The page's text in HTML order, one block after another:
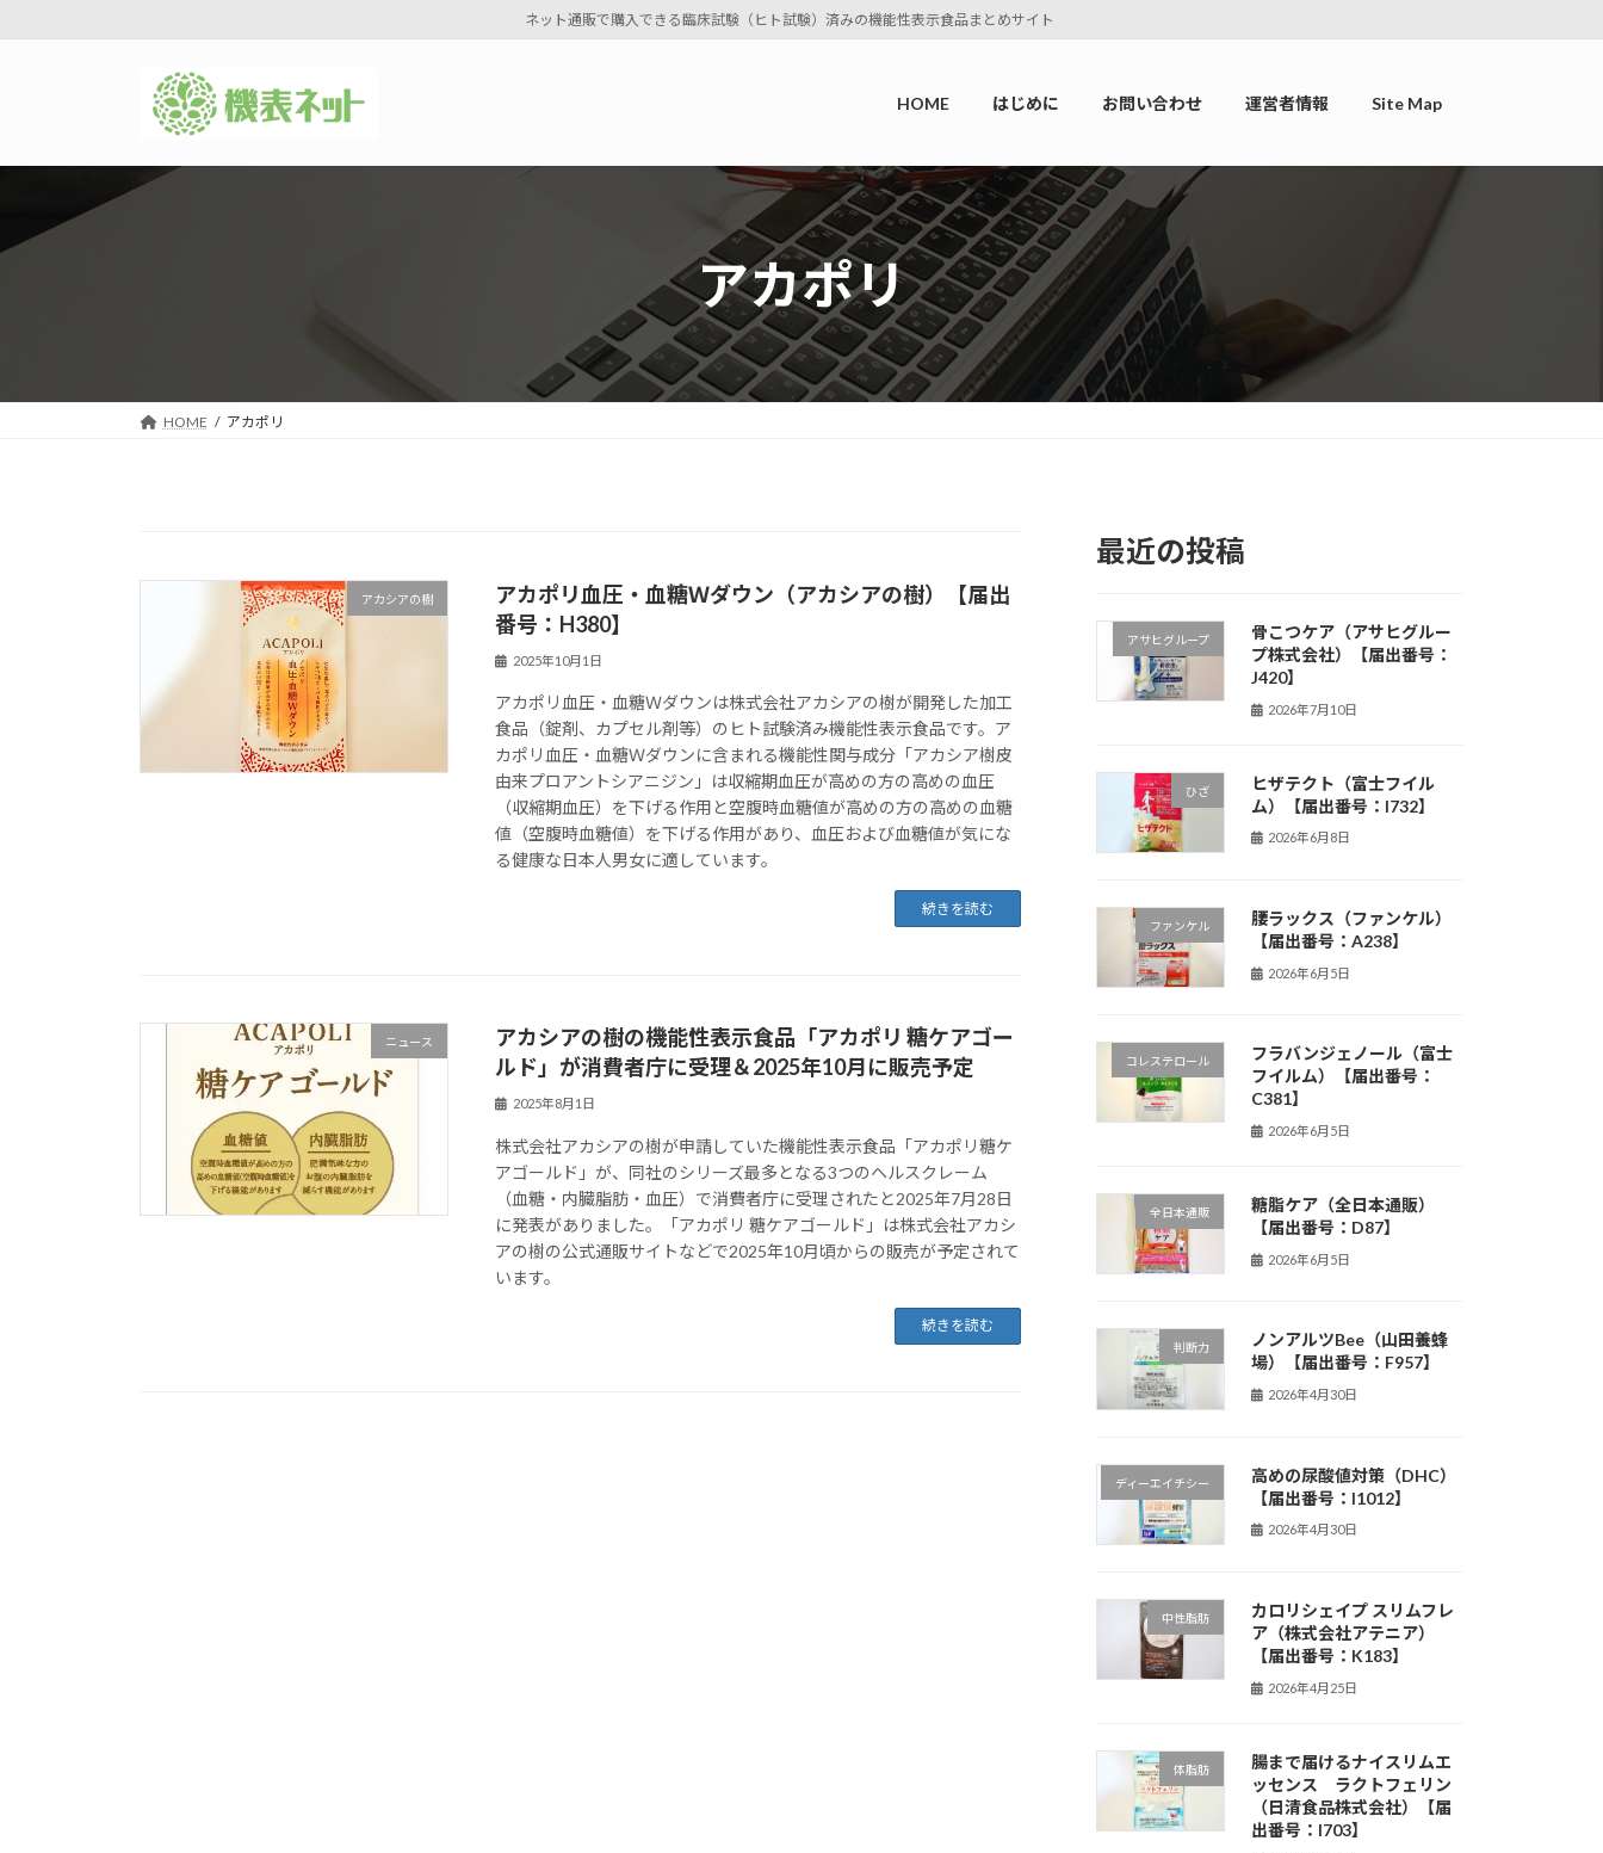
ツ
ス
シ
ン
ネット通販で購入できる臨床試験（ヒト試験）済みの機能性表示食品まとめサイト
HOME はじめに お問い合わせ 運営者情報 Site Map
アカポリ
HOME アカポリ
アカシアの樹
アカポリ血圧・血糖Ｗダウン（アカシアの樹）【届出
番号：H380】
2025年10月1日
アカポリ血圧・血糖Ｗダウンは株式会社アカシアの樹が開発した加工
食品（錠剤、カプセル剤等）のヒト試験済み機能性表示食品です。ア
カポリ血圧・血糖Ｗダウンに含まれる機能性関与成分「アカシア樹皮
由来プロアントシアニジン」は収縮期血圧が高めの方の高めの血圧
（収縮期血圧）を下げる作用と空腹時血糖値が高めの方の高めの血糖
値（空腹時血糖値）を下げる作用があり、血圧および血糖値が気にな
る健康な日本人男女に適しています。
続きを読む
ニュース
アカシアの樹の機能性表示食品「アカポリ 糖ケアゴー
ルド」が消費者庁に受理＆2025年10月に販売予定
2025年8月1日
株式会社アカシアの樹が申請していた機能性表示食品「アカポリ糖ケ
アゴールド」が、同社のシリーズ最多となる3つのヘルスクレーム
（血糖・内臓脂肪・血圧）で消費者庁に受理されたと2025年7月28日
に発表がありました。「アカポリ 糖ケアゴールド」は株式会社アカシ
アの樹の公式通販サイトなどで2025年10月頃からの販売が予定されて
います。
続きを読む
最近の投稿
アサヒグループ
骨こつケア（アサヒグルー
プ株式会社）【届出番号：
J420】
2026年7月10日
ひざ
ヒザテクト（富士フイル
ム）【届出番号：I732】
2026年6月8日
ファンケル
腰ラックス（ファンケル）
【届出番号：A238】
2026年6月5日
コレステロール
フラバンジェノール（富士
フイルム）【届出番号：
C381】
2026年6月5日
全日本通販
糖脂ケア（全日本通販）
【届出番号：D87】
2026年6月5日
判断力
ノンアルツBee（山田養蜂
場）【届出番号：F957】
2026年4月30日
ディーエイチシー
高めの尿酸値対策（DHC）
【届出番号：I1012】
2026年4月30日
中性脂肪
カロリシェイプ スリムフレ
ア（株式会社アテニア）
【届出番号：K183】
2026年4月25日
体脂肪
腸まで届けるナイスリムエ
ッセンス ラクトフェリン
（日清食品株式会社）【届
出番号：I703】